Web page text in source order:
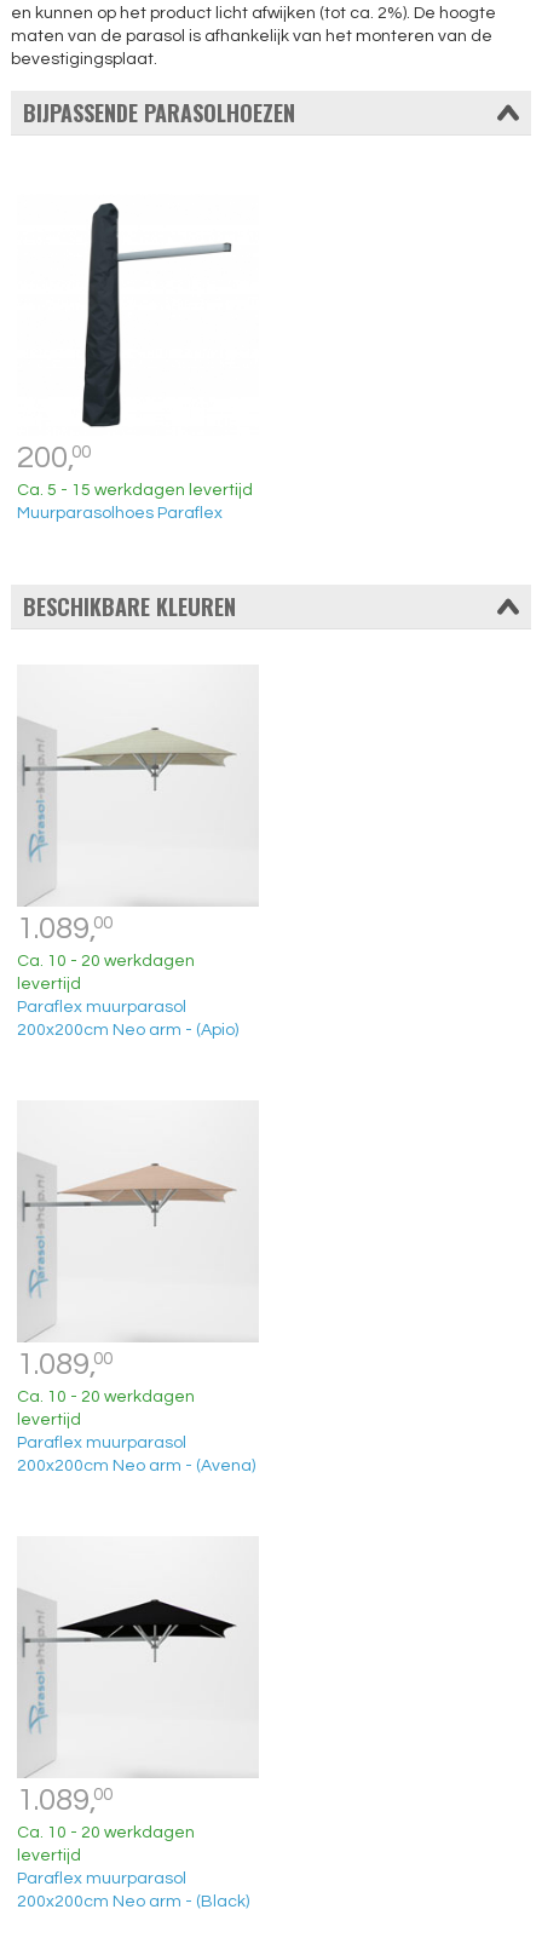
en kunnen op het product licht afwijken (tot ca. 2%). De hoogte
maten van de parasol is afhankelijk van het monteren van de
bevestigingsplaat.
BIJPASSENDE PARASOLHOEZEN
200,00
Ca. 5 - 15 werkdagen levertijd
Muurparasolhoes Paraflex
BESCHIKBARE KLEUREN
1.089,00
Ca. 10 - 20 werkdagen
levertijd
Paraflex muurparasol
200x200cm Neo arm - (Apio)
1.089,00
Ca. 10 - 20 werkdagen
levertijd
Paraflex muurparasol
200x200cm Neo arm - (Avena)
1.089,00
Ca. 10 - 20 werkdagen
levertijd
Paraflex muurparasol
200x200cm Neo arm - (Black)